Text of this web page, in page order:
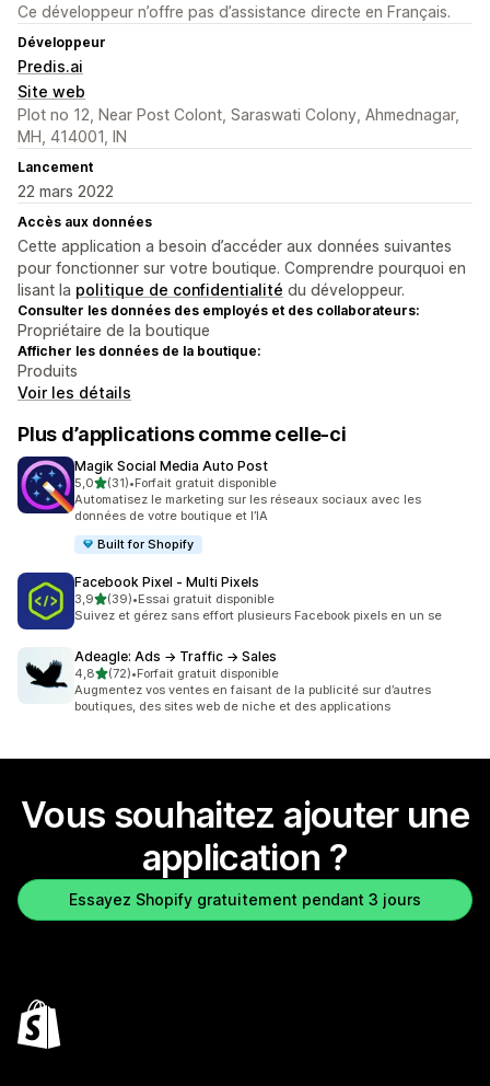
Ce développeur n’offre pas d’assistance directe en Français.
Développeur
Predis.ai
Site web
Plot no 12, Near Post Colont, Saraswati Colony, Ahmednagar,
MH, 414001, IN
Lancement
22 mars 2022
Accès aux données
Cette application a besoin d’accéder aux données suivantes
pour fonctionner sur votre boutique. Comprendre pourquoi en
lisant la politique de confidentialité du développeur.
Consulter les données des employés et des collaborateurs:
Propriétaire de la boutique
Afficher les données de la boutique:
Produits
Voir les détails
Plus d’applications comme celle-ci
Magik Social Media Auto Post
5,0étoile(s) sur 5
(31)
31 avis au total
•Forfait gratuit disponible
Automatisez le marketing sur les réseaux sociaux avec les
données de votre boutique et l’IA
Built for Shopify
Facebook Pixel ‑ Multi Pixels
3,9étoile(s) sur 5
(39)
39 avis au total
•Essai gratuit disponible
Suivez et gérez sans effort plusieurs Facebook pixels en un se
Adeagle: Ads → Traffic → Sales
4,8étoile(s) sur 5
(72)
72 avis au total
•Forfait gratuit disponible
Augmentez vos ventes en faisant de la publicité sur d’autres
boutiques, des sites web de niche et des applications
Vous souhaitez ajouter une
application ?
Essayez Shopify gratuitement pendant 3 jours